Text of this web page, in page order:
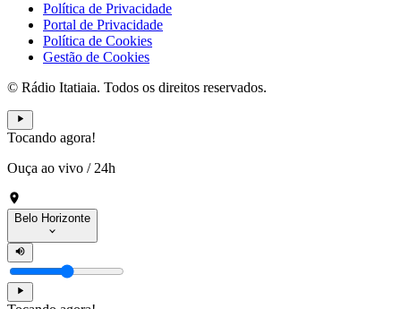
Política de Privacidade
Portal de Privacidade
Política de Cookies
Gestão de Cookies
© Rádio Itatiaia. Todos os direitos reservados.
Tocando agora!
Ouça ao vivo / 24h
Belo Horizonte